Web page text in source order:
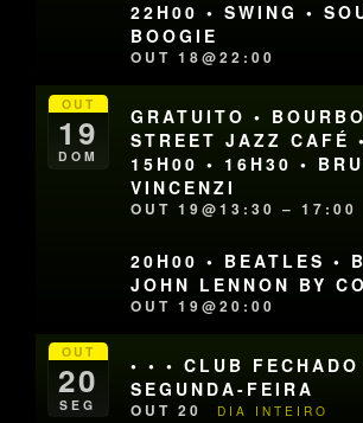
22H00 • SWING •
BOOGIE
OUT 18@22:00
OUT
19
DOM
GRATUITO •
STREET JAZZ CAFÉ
15H00 • 16H30 •
VINCENZI
OUT 19@13:30 – 17:00
20H00 • BEATLES •
JOHN LENNON BY
OUT 19@20:00
OUT
20
SEG
• • • CLUB FECHADO
SEGUNDA-FEIRA
OUT 20 DIA INTEIRO